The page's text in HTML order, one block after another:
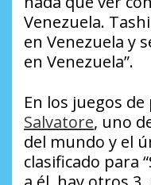
Venezuela.
en Venezuela y
en Venezuela”.
En los juegos de
Salvatore, uno
del mundo y el
clasificado para